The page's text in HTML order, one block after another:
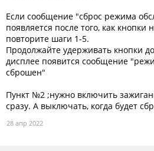
Если сообщение "сброс режима
появляется после того, как
повторите шаги 1-5.
Продолжайте удерживать кнопки
дисплее появится сообщение
сброшен"
Пункт №2 ;нужно включить
сразу. А выключать, когда будет
28 апр 2022